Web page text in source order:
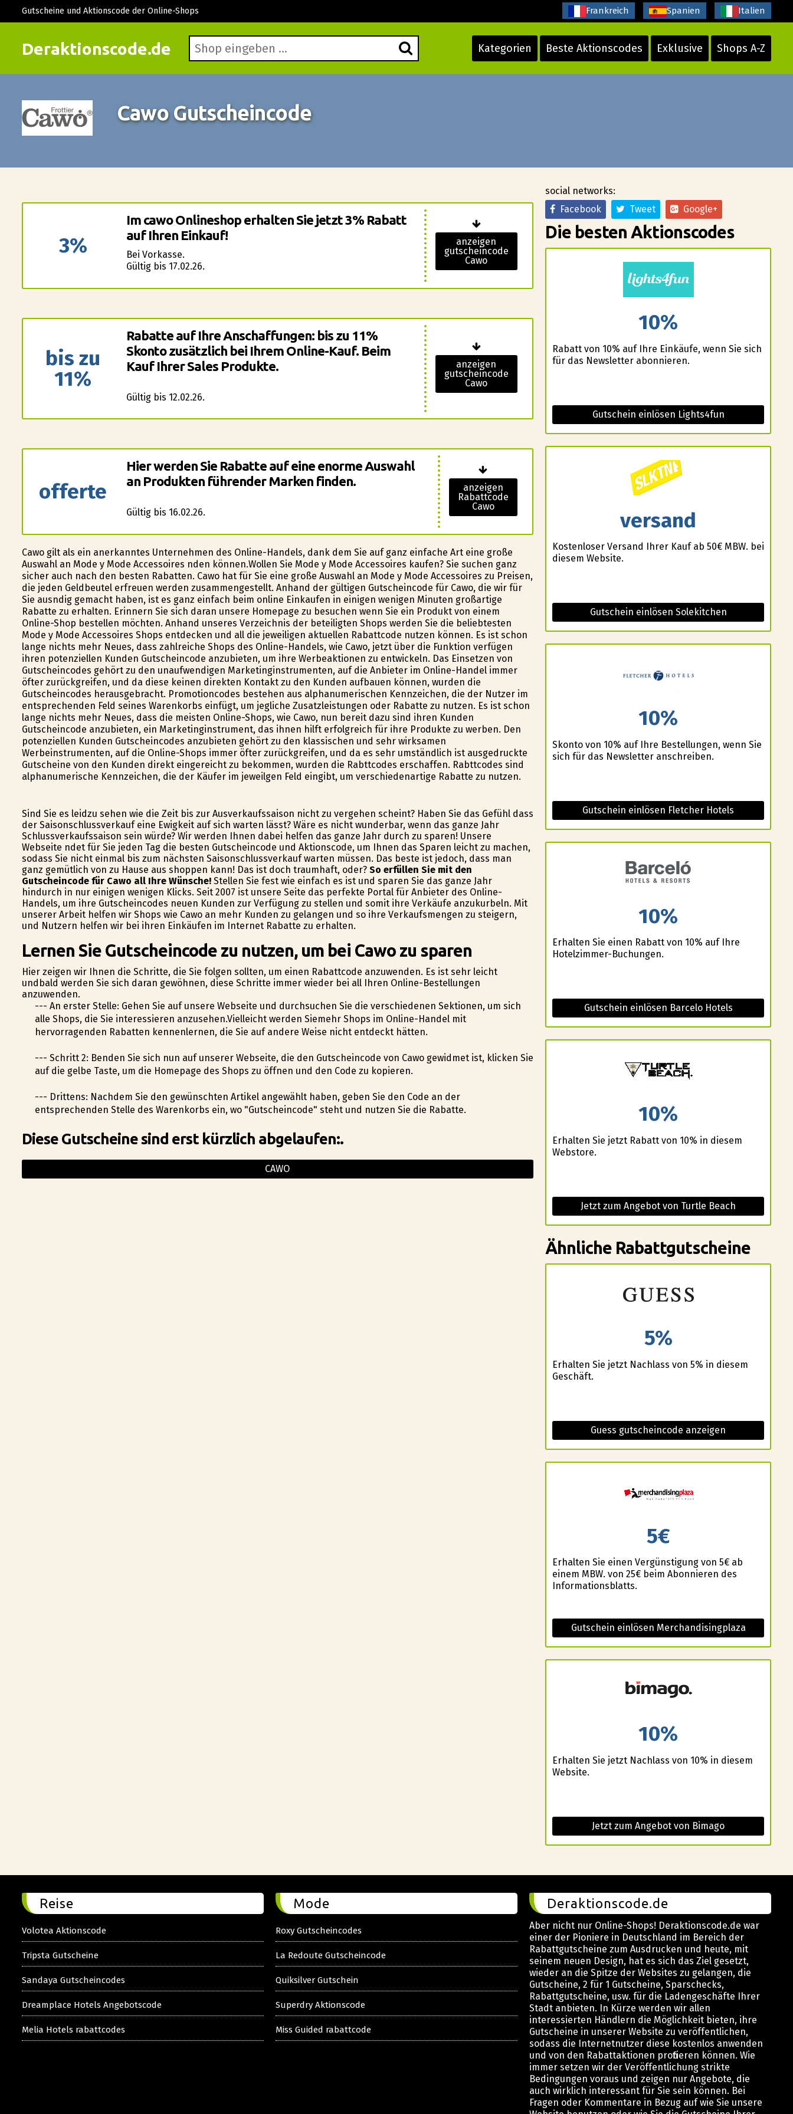
Deraktionscode.de Kategorien Beste Aktionscodes Exklusive Shops A-Z
Gutscheine und Aktionscode der Online-Shops Frankreich Spanien Italien
Cawo Gutscheincode
3%
Im cawo Onlineshop erhalten Sie jetzt 3% Rabatt
auf Ihren Einkauf!
Bei Vorkasse.
Gültig bis 17.02.26.
anzeigen
gutscheincode
Cawo
bis zu
11%
Rabatte auf Ihre Anschaffungen: bis zu 11%
Skonto zusätzlich bei Ihrem Online-Kauf. Beim
Kauf Ihrer Sales Produkte.
Gültig bis 12.02.26.
anzeigen
gutscheincode
Cawo
offerte
Hier werden Sie Rabatte auf eine enorme Auswahl
an Produkten führender Marken finden.
Gültig bis 16.02.26.
anzeigen
Rabattcode
Cawo
Cawo gilt als ein anerkanntes Unternehmen des Online-Handels, dank dem Sie auf ganz einfache Art eine große
Auswahl an Mode y Mode Accessoires finden können.Wollen Sie Mode y Mode Accessoires kaufen? Sie suchen ganz
sicher auch nach den besten Rabatten. Cawo hat für Sie eine große Auswahl an Mode y Mode Accessoires zu Preisen,
die jeden Geldbeutel erfreuen werden zusammengestellt. Anhand der gültigen Gutscheincode für Cawo, die wir für
Sie ausfindig gemacht haben, ist es ganz einfach beim online Einkaufen in einigen wenigen Minuten großartige
Rabatte zu erhalten. Erinnern Sie sich daran unsere Homepage zu besuchen wenn Sie ein Produkt von einem
Online-Shop bestellen möchten. Anhand unseres Verzeichnis der beteiligten Shops werden Sie die beliebtesten
Mode y Mode Accessoires Shops entdecken und all die jeweiligen aktuellen Rabattcode nutzen können. Es ist schon
lange nichts mehr Neues, dass zahlreiche Shops des Online-Handels, wie Cawo, jetzt über die Funktion verfügen
ihren potenziellen Kunden Gutscheincode anzubieten, um ihre Werbeaktionen zu entwickeln. Das Einsetzen von
Gutscheincodes gehört zu den unaufwendigen Marketinginstrumenten, auf die Anbieter im Online-Handel immer
öfter zurückgreifen, und da diese keinen direkten Kontakt zu den Kunden aufbauen können, wurden die
Gutscheincodes herausgebracht. Promotioncodes bestehen aus alphanumerischen Kennzeichen, die der Nutzer im
entsprechenden Feld seines Warenkorbs einfügt, um jegliche Zusatzleistungen oder Rabatte zu nutzen. Es ist schon
lange nichts mehr Neues, dass die meisten Online-Shops, wie Cawo, nun bereit dazu sind ihren Kunden
Gutscheincode anzubieten, ein Marketinginstrument, das ihnen hilft erfolgreich für ihre Produkte zu werben. Den
potenziellen Kunden Gutscheincodes anzubieten gehört zu den klassischen und sehr wirksamen
Werbeinstrumenten, auf die Online-Shops immer öfter zurückgreifen, und da es sehr umständlich ist ausgedruckte
Gutscheine von den Kunden direkt eingereicht zu bekommen, wurden die Rabttcodes erschaffen. Rabttcodes sind
alphanumerische Kennzeichen, die der Käufer im jeweilgen Feld eingibt, um verschiedenartige Rabatte zu nutzen.
Sind Sie es leidzu sehen wie die Zeit bis zur Ausverkaufssaison nicht zu vergehen scheint? Haben Sie das Gefühl dass
der Saisonschlussverkauf eine Ewigkeit auf sich warten lässt? Wäre es nicht wunderbar, wenn das ganze Jahr
Schlussverkaufssaison sein würde? Wir werden Ihnen dabei helfen das ganze Jahr durch zu sparen! Unsere
Webseite findet für Sie jeden Tag die besten Gutscheincode und Aktionscode, um Ihnen das Sparen leicht zu machen,
sodass Sie nicht einmal bis zum nächsten Saisonschlussverkauf warten müssen. Das beste ist jedoch, dass man
ganz gemütlich von zu Hause aus shoppen kann! Das ist doch traumhaft, oder? So erfüllen Sie mit den
Gutscheincode für Cawo all Ihre Wünsche!Stellen Sie fest wie einfach es ist und sparen Sie das ganze Jahr
hindurch in nur einigen wenigen Klicks. Seit 2007 ist unsere Seite das perfekte Portal für Anbieter des Online-
Handels, um ihre Gutscheincodes neuen Kunden zur Verfügung zu stellen und somit ihre Verkäufe anzukurbeln. Mit
unserer Arbeit helfen wir Shops wie Cawo an mehr Kunden zu gelangen und so ihre Verkaufsmengen zu steigern,
und Nutzern helfen wir bei ihren Einkäufen im Internet Rabatte zu erhalten.
Lernen Sie Gutscheincode zu nutzen, um bei Cawo zu sparen
Hier zeigen wir Ihnen die Schritte, die Sie folgen sollten, um einen Rabattcode anzuwenden. Es ist sehr leicht
undbald werden Sie sich daran gewöhnen, diese Schritte immer wieder bei all Ihren Online-Bestellungen
anzuwenden.
--- An erster Stelle: Gehen Sie auf unsere Webseite und durchsuchen Sie die verschiedenen Sektionen, um sich
alle Shops, die Sie interessieren anzusehen.Vielleicht werden Siemehr Shops im Online-Handel mit
hervorragenden Rabatten kennenlernen, die Sie auf andere Weise nicht entdeckt hätten.
--- Schritt 2: Befinden Sie sich nun auf unserer Webseite, die den Gutscheincode von Cawo gewidmet ist, klicken Sie
auf die gelbe Taste, um die Homepage des Shops zu öffnen und den Code zu kopieren.
--- Drittens: Nachdem Sie den gewünschten Artikel angewählt haben, geben Sie den Code an der
entsprechenden Stelle des Warenkorbs ein, wo "Gutscheincode" steht und nutzen Sie die Rabatte.
Diese Gutscheine sind erst kürzlich abgelaufen:.
CAWO
social networks:
Facebook
Tweet Google+
Die besten Aktionscodes
10%
Rabatt von 10% auf Ihre Einkäufe, wenn Sie sich
für das Newsletter abonnieren.
Gutschein einlösen Lights4fun
versand
Kostenloser Versand Ihrer Kauf ab 50€ MBW. bei
diesem Website.
Gutschein einlösen Solekitchen
10%
Skonto von 10% auf Ihre Bestellungen, wenn Sie
sich für das Newsletter anschreiben.
Gutschein einlösen Fletcher Hotels
10%
Erhalten Sie einen Rabatt von 10% auf Ihre
Hotelzimmer-Buchungen.
Gutschein einlösen Barcelo Hotels
10%
Erhalten Sie jetzt Rabatt von 10% in diesem
Webstore.
Jetzt zum Angebot von Turtle Beach
Ähnliche Rabattgutscheine
5%
Erhalten Sie jetzt Nachlass von 5% in diesem
Geschäft.
Guess gutscheincode anzeigen
5€
Erhalten Sie einen Vergünstigung von 5€ ab
einem MBW. von 25€ beim Abonnieren des
Informationsblatts.
Gutschein einlösen Merchandisingplaza
10%
Erhalten Sie jetzt Nachlass von 10% in diesem
Website.
Jetzt zum Angebot von Bimago
Reise
Volotea Aktionscode
Tripsta Gutscheine
Sandaya Gutscheincodes
Dreamplace Hotels Angebotscode
Melia Hotels rabattcodes
Mode
Roxy Gutscheincodes
La Redoute Gutscheincode
Quiksilver Gutschein
Superdry Aktionscode
Miss Guided rabattcode
Deraktionscode.de
Aber nicht nur Online-Shops! Deraktionscode.de war
einer der Pioniere in Deutschland im Bereich der
Rabattgutscheine zum Ausdrucken und heute, mit
seinem neuen Design, hat es sich das Ziel gesetzt,
wieder an die Spitze der Websites zu gelangen, die
Gutscheine, 2 für 1 Gutscheine, Sparschecks,
Rabattgutscheine, usw. für die Ladengeschäfte Ihrer
Stadt anbieten. In Kürze werden wir allen
interessierten Händlern die Möglichkeit bieten, ihre
Gutscheine in unserer Website zu veröffentlichen,
sodass die Internetnutzer diese kostenlos anwenden
und von den Rabattaktionen profitieren können. Wie
immer setzen wir der Veröffentlichung strikte
Bedingungen voraus und zeigen nur Angebote, die
auch wirklich interessant für Sie sein können. Bei
Fragen oder Kommentare in Bezug auf wie Sie unsere